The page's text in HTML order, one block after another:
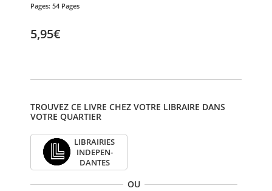
Pages: 54 Pages
5,95€
TROUVEZ CE LIVRE CHEZ VOTRE LIBRAIRE DANS
VOTRE QUARTIER
LIBRAI­RIES
INDE­PEN­
DANTES
OU